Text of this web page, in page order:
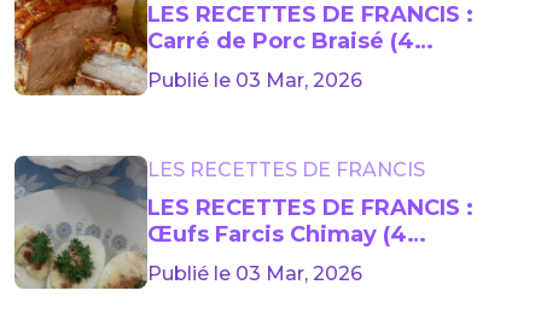
LES RECETTES DE FRANCIS :
Carré de Porc Braisé (4
personnes)
Publié le 03 Mar, 2026
LES RECETTES DE FRANCIS
LES RECETTES DE FRANCIS :
Œufs Farcis Chimay (4
personnes)
Publié le 03 Mar, 2026